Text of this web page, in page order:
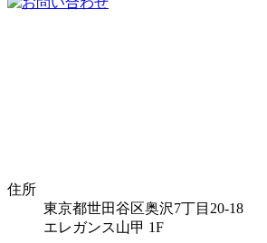
住所
東京都世田谷区奥沢7丁目20-18
エレガンス山甲 1F